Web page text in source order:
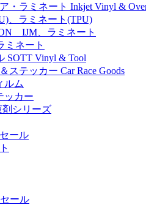
・ラミネート Inkjet Vinyl &
、ラミネート(TPU)
IJM、ラミネート
ネート
SOTT Vinyl & Tool
ステッカー Car Race Goods
ルム
ッカー
剤シリーズ
ール
ール